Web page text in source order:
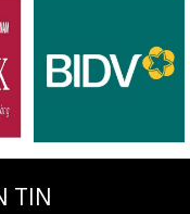
TIN